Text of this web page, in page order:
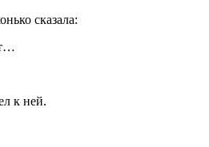
сказала:
к ней.